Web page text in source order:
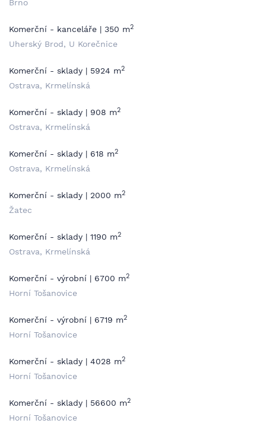
Brno
Komerční - kanceláře | 350 m2
Uherský Brod, U Korečnice
Komerční - sklady | 5924 m2
Ostrava, Krmelínská
Komerční - sklady | 908 m2
Ostrava, Krmelínská
Komerční - sklady | 618 m2
Ostrava, Krmelínská
Komerční - sklady | 2000 m2
Žatec
Komerční - sklady | 1190 m2
Ostrava, Krmelínská
Komerční - výrobní | 6700 m2
Horní Tošanovice
Komerční - výrobní | 6719 m2
Horní Tošanovice
Komerční - sklady | 4028 m2
Horní Tošanovice
Komerční - sklady | 56600 m2
Horní Tošanovice